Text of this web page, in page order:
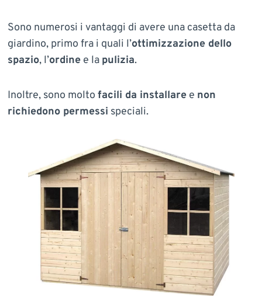
Sono numerosi i vantaggi di avere una casetta da
giardino, primo fra i quali l’ottimizzazione dello
spazio, l’ordinee la pulizia.
Inoltre, sono molto facili da installaree non
richiedono permessi speciali.